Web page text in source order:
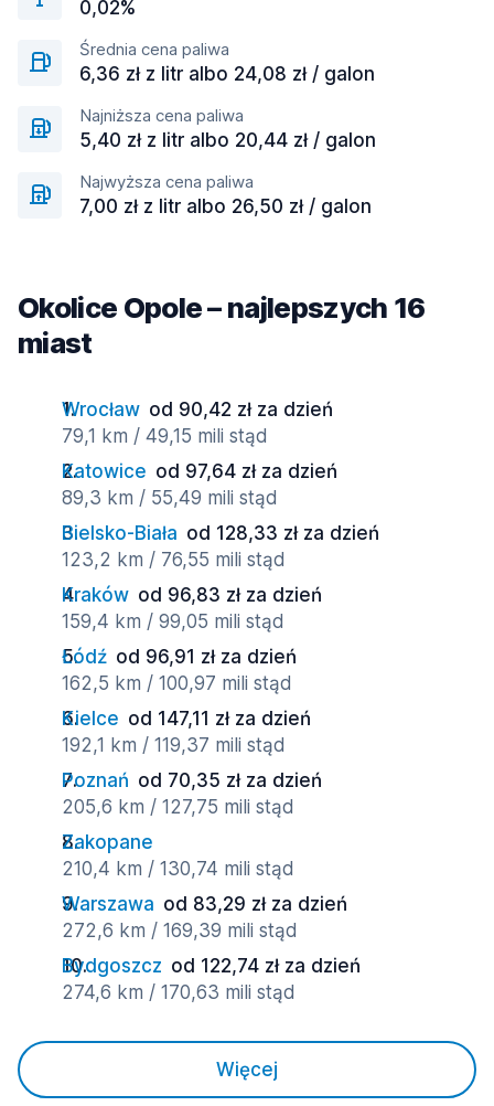
0,02%
Średnia cena paliwa
6,36 zł z litr albo 24,08 zł / galon
Najniższa cena paliwa
5,40 zł z litr albo 20,44 zł / galon
Najwyższa cena paliwa
7,00 zł z litr albo 26,50 zł / galon
Okolice Opole – najlepszych 16
miast
Wrocław od 90,42 zł za dzień
79,1 km / 49,15 mili stąd
Katowice od 97,64 zł za dzień
89,3 km / 55,49 mili stąd
Bielsko-Biała od 128,33 zł za dzień
123,2 km / 76,55 mili stąd
Kraków od 96,83 zł za dzień
159,4 km / 99,05 mili stąd
Łódź od 96,91 zł za dzień
162,5 km / 100,97 mili stąd
Kielce od 147,11 zł za dzień
192,1 km / 119,37 mili stąd
Poznań od 70,35 zł za dzień
205,6 km / 127,75 mili stąd
Zakopane
210,4 km / 130,74 mili stąd
Warszawa od 83,29 zł za dzień
272,6 km / 169,39 mili stąd
Bydgoszcz od 122,74 zł za dzień
274,6 km / 170,63 mili stąd
Więcej